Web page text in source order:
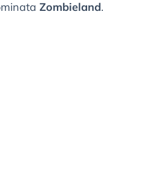
Zombieland.